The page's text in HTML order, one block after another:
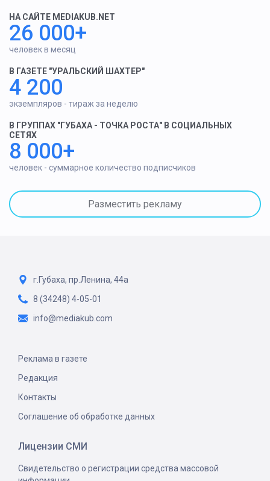
НА САЙТЕ MEDIAKUB.NET
26 000+
человек в месяц
В ГАЗЕТЕ "УРАЛЬСКИЙ ШАХТЕР"
4 200
экземпляров - тираж за неделю
В ГРУППАХ "ГУБАХА - ТОЧКА РОСТА" В СОЦИАЛЬНЫХ
СЕТЯХ
8 000+
человек - суммарное количество подписчиков
Разместить рекламу
г.Губаха, пр.Ленина, 44а
8 (34248) 4-05-01
info@mediakub.com
Реклама в газете
Редакция
Контакты
Соглашение об обработке данных
Лицензии СМИ
Свидетельство о регистрации средства массовой